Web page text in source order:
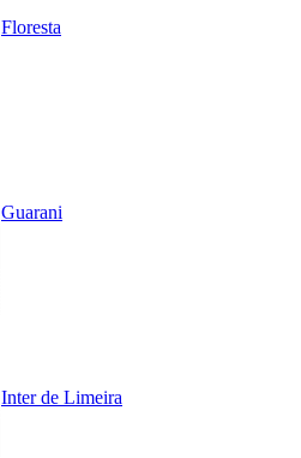
Floresta
Guarani
Inter de Limeira